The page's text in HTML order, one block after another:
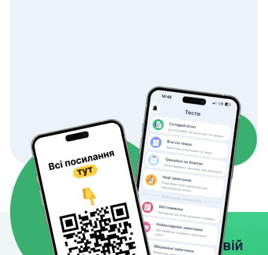
Завантажте застосунок на свій